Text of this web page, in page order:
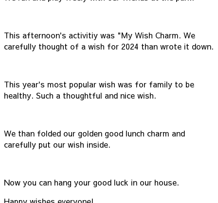
This afternoon's activitiy was "My Wish Charm. We
carefully thought of a wish for 2024 than wrote it down.
This year's most popular wish was for family to be
healthy. Such a thoughtful and nice wish.
We than folded our golden good lunch charm and
carefully put our wish inside.
Now you can hang your good luck in our house.